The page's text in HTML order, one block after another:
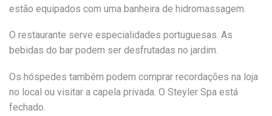
estão equipados com uma banheira de hidromassagem.
O restaurante serve especialidades portuguesas. As
bebidas do bar podem ser desfrutadas no jardim.
Os hóspedes também podem comprar recordações na loja
no local ou visitar a capela privada. O Steyler Spa está
fechado.